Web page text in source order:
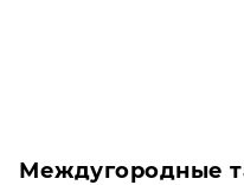
Междугородные